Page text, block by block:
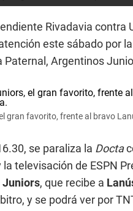
Rivadavia
este sábado por
Paternal, Argentinos
gran favorito, frente al bravo
se paraliza la Docta
televisación de ESPN
Juniors, que recibe a
y se podrá ver por